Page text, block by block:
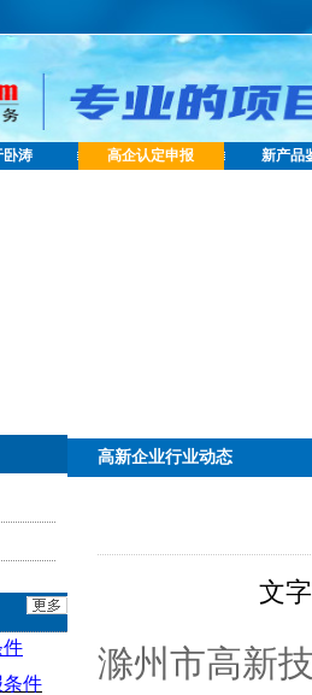
卧涛 高企认定申报 新产品
件
条件
高新企业行业动态
文
滁州市高新